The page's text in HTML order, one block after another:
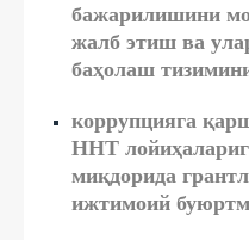
бажарилишини
жалб этиш ва
баҳолаш
коррупцияга
ННТ
миқдорида
ижтимоий